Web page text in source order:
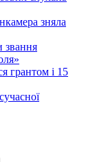
зняла
звання
грантом і 15